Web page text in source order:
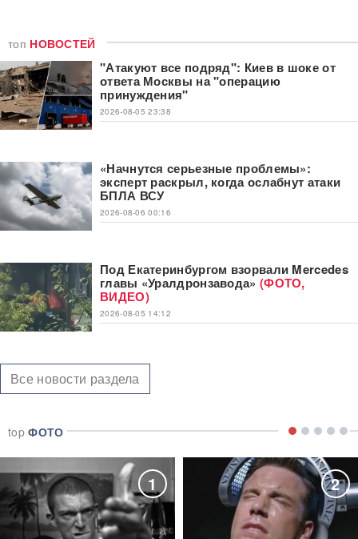
топ НОВОСТЕЙ
"Атакуют все подряд": Киев в шоке от
ответа Москвы на "операцию
принуждения"
2026-08-05 23:38
«Начнутся серьезные проблемы»:
эксперт раскрыл, когда ослабнут атаки
БПЛА ВСУ
2026-08-06 00:16
Под Екатеринбургом взорвали Mercedes
главы «Уралдронзавода» (ФОТО,
ВИДЕО)
2026-08-05 14:12
Все новости раздела
topФОТО
1 2